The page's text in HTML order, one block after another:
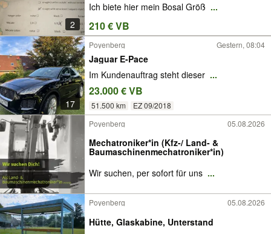
2
Ich biete hier mein Bosal Größ ...
210 € VB
17
Poyenberg Gestern, 08:04
Jaguar E-Pace
Im Kundenauftrag steht dieser ...
23.000 € VB
51.500 km
EZ 09/2018
Poyenberg
05.08.2026
Mechatroniker*in (Kfz-/ Land- &
Baumaschinenmechatroniker*in)
Wir suchen, per sofort für uns ...
Poyenberg 05.08.2026
Hütte, Glaskabine, Unterstand